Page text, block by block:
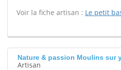
Voir la fiche artisan : Le petit
Nature & passion Moulins sur
Artisan